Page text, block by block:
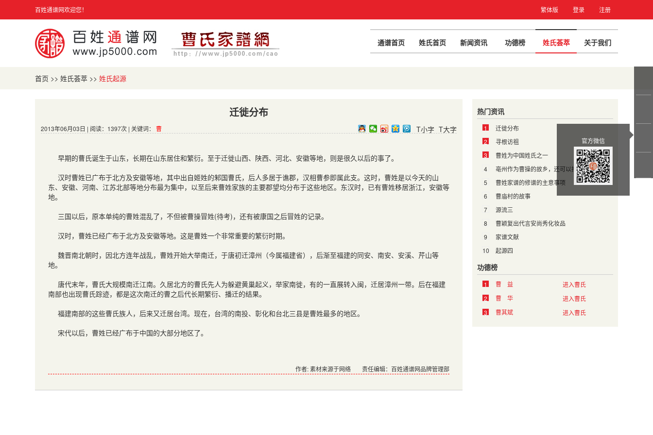
百姓通谱网欢迎您！ 繁体版 登录 注册
通谱首页 姓氏首页 新闻资讯 功德榜 姓氏荟萃 关于我们
首页 >> 姓氏荟萃 >> 姓氏起源
热门资讯
1
迁徙分布
2
寻根访祖
3
曹姓为中国姓氏之一
4
亳州作为曹操的故乡，还可以找到曹操的后人吗？
5
曹姓家谱的修谱的主意事项
6
曹庙村的故事
7
源流三
8
曹颖复出代言安尚秀化妆品
9
家谱文献
10
起源四
功德榜
1 曹 益
进入曹氏
2
曹 华
进入曹氏
3
曹其斌 进入曹氏
迁徙分布
2013年06月03日 | 阅读：1397次 | 关键词： 曹 T小字 T大字
早期的曹氏诞生于山东，长期在山东居住和繁衍。至于迁徙山西、陕西、河北、安徽等地，则是很久以后的事了。
汉时曹姓已广布于北方及安徽等地，其中出自姬姓的邾国曹氏，后人多居于谯郡，汉相曹参即属此支。这时，曹姓是以今天的山
东、安徽、河南、江苏北部等地分布最为集中，以至后来曹姓家族的主要郡望均分布于这些地区。东汉时，已有曹姓移居浙江，安徽等
地。
三国以后，原本单纯的曹姓混乱了，不但被曹操冒姓(待考)，还有被康国之后冒姓的记录。
汉时，曹姓已经广布于北方及安徽等地。这是曹姓一个非常重要的繁衍时期。
魏晋南北朝时，因北方连年战乱，曹姓开始大举南迁，于唐初迁漳州（今属福建省），后渐至福建的同安、南安、安溪、芹山等
地。
唐代末年，曹氏大规模南迁江南。久居北方的曹氏先人为躲避黄巢起义，举家南徙，有的一直展转入闽，迁居漳州一带。后在福建
南部也出现曹氏踪迹，都是这次南迁的曹之后代长期繁衍、播迁的结果。
福建南部的这些曹氏族人，后来又迁居台湾。现在，台湾的南投、彰化和台北三县是曹姓最多的地区。
宋代以后，曹姓已经广布于中国的大部分地区了。
作者: 素材来源于网络 责任编辑：百姓通谱网品牌管理部
官方微信